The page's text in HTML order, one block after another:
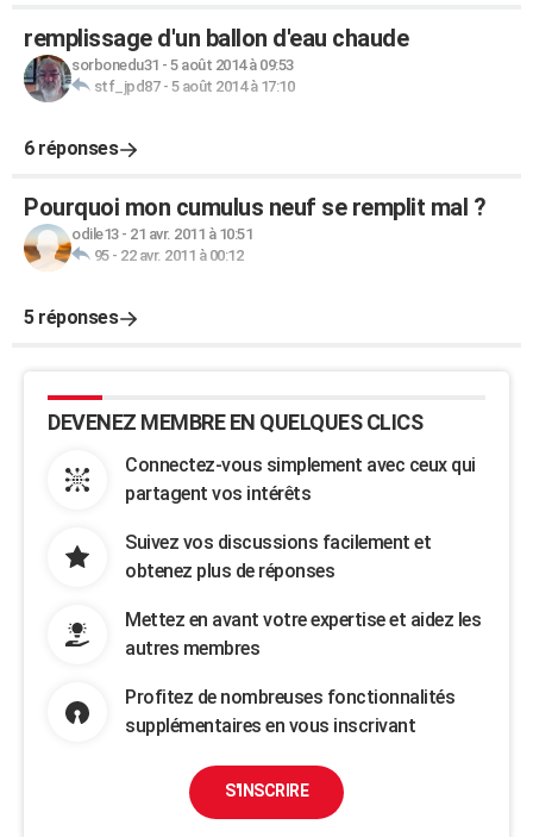
remplissage d'un ballon d'eau chaude
sorbonedu31 - 5 août 2014 à 09:53
stf_jpd87- 5 août 2014 à 17:10
6 réponses
Pourquoi mon cumulus neuf se remplit mal ?
odile13- 21 avr. 2011 à 10:51
95- 22 avr. 2011 à 00:12
5 réponses
DEVENEZ MEMBRE EN QUELQUES CLICS
Connectez-vous simplement avec ceux qui
partagent vos intérêts
Suivez vos discussions facilement et
obtenez plus de réponses
Mettez en avant votre expertise et aidez les
autres membres
Profitez de nombreuses fonctionnalités
supplémentaires en vous inscrivant
S'INSCRIRE